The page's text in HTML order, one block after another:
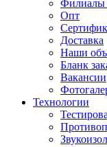
Филиалы
Опт
Доставка
Наши
Бланк
Вакансии
Технологии